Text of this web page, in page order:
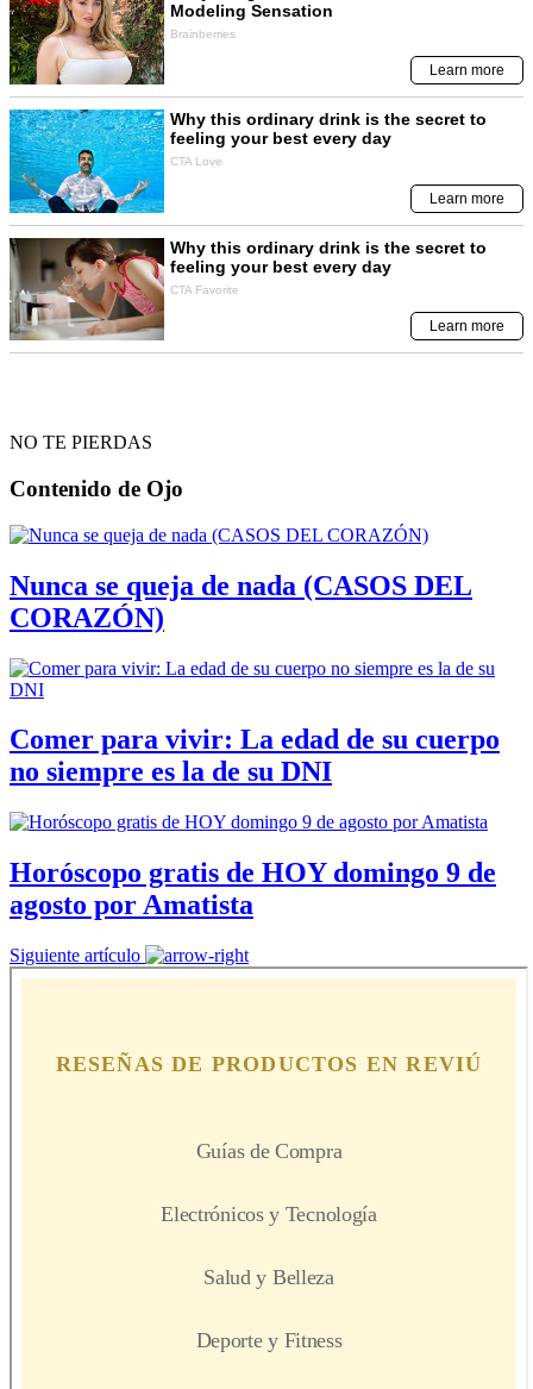
NO TE PIERDAS
Contenido de Ojo
Nunca se queja de nada (CASOS DEL
CORAZÓN)
Comer para vivir: La edad de su cuerpo
no siempre es la de su DNI
Horóscopo gratis de HOY domingo 9 de
agosto por Amatista
Siguiente artículo